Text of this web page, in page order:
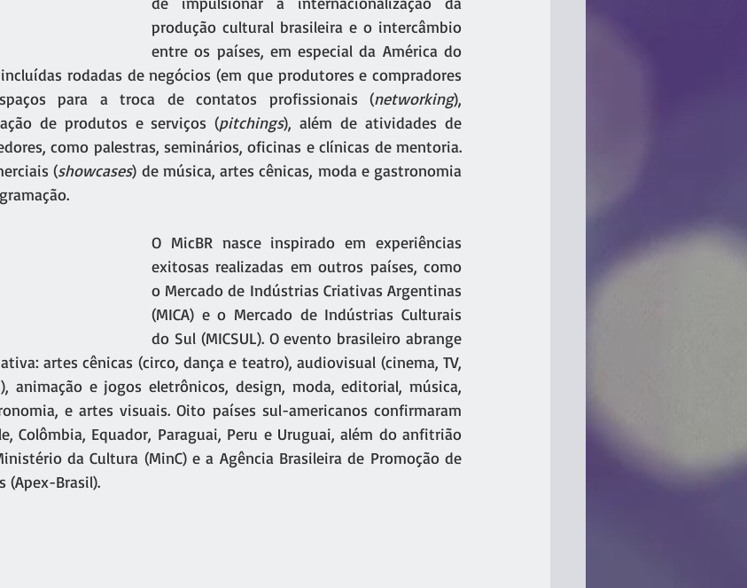
produção cultural brasileira e o intercâmbio
entre os países, em especial da América do
rodadas de negócios (em que produtores e compradores
para a troca de contatos profissionais (networking),
de produtos e serviços (pitchings), além de atividades de
como palestras, seminários, oficinas e clínicas de mentoria.
(showcases) de música, artes cênicas, moda e gastronomia
O MicBR nasce inspirado em experiências
exitosas realizadas em outros países, como
o Mercado de Indústrias Criativas Argentinas
(MICA) e o Mercado de Indústrias Culturais
do Sul (MICSUL). O evento brasileiro abrange
artes cênicas (circo, dança e teatro), audiovisual (cinema, TV,
animação e jogos eletrônicos, design, moda, editorial, música,
e artes visuais. Oito países sul-americanos confirmaram
Colômbia, Equador, Paraguai, Peru e Uruguai, além do anfitrião
da Cultura (MinC) e a Agência Brasileira de Promoção de
(Apex-Brasil).